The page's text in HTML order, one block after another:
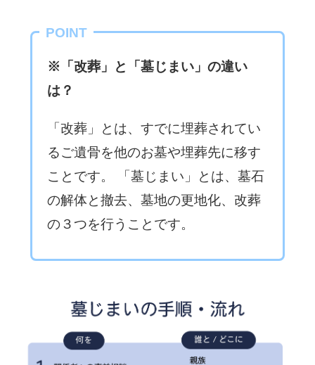
POINT
※「改葬」と「墓じまい」の違い
は？
「改葬」とは、すでに埋葬されてい
るご遺骨を他のお墓や埋葬先に移す
ことです。 「墓じまい」とは、墓石
の解体と撤去、墓地の更地化、改葬
の３つを行うことです。